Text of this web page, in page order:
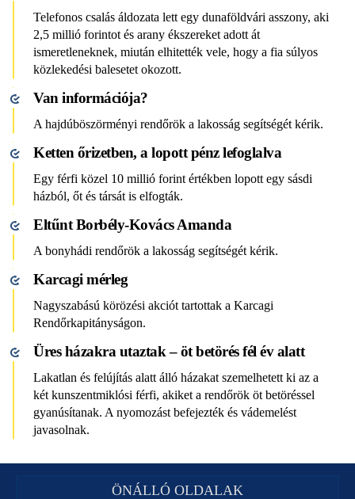
Telefonos csalás áldozata lett egy dunaföldvári asszony, aki
2,5 millió forintot és arany ékszereket adott át
ismeretleneknek, miután elhitették vele, hogy a fia súlyos
közlekedési balesetet okozott.
Van információja?
A hajdúböszörményi rendőrök a lakosság segítségét kérik.
Ketten őrizetben, a lopott pénz lefoglalva
Egy férfi közel 10 millió forint értékben lopott egy sásdi
házból, őt és társát is elfogták.
Eltűnt Borbély-Kovács Amanda
A bonyhádi rendőrök a lakosság segítségét kérik.
Karcagi mérleg
Nagyszabású körözési akciót tartottak a Karcagi
Rendőrkapitányságon.
Üres házakra utaztak – öt betörés fél év alatt
Lakatlan és felújítás alatt álló házakat szemelhetett ki az a
két kunszentmiklósi férfi, akiket a rendőrök öt betöréssel
gyanúsítanak. A nyomozást befejezték és vádemelést
javasolnak.
ÖNÁLLÓ OLDALAK